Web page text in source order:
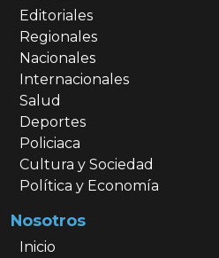
Editoriales
Regionales
Nacionales
Internacionales
Salud
Deportes
Policiaca
Cultura y Sociedad
Política y Economía
Nosotros
Inicio